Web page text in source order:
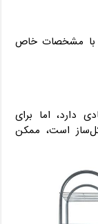
با مشخصات خاص
دارد، اما برای
است، ممکن